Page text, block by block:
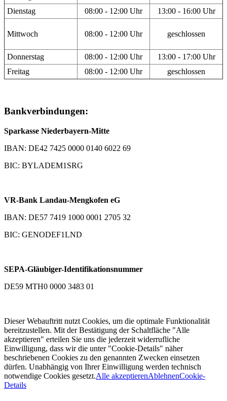
Dienstag
08:00 - 12:00 Uhr 13:00 - 16:00 Uhr
Mittwoch 08:00 - 12:00 Uhr geschlossen
Donnerstag 08:00 - 12:00 Uhr
13:00 - 17:00 Uhr
Freitag
08:00 - 12:00 Uhr geschlossen
Bankverbindungen:
Sparkasse Niederbayern-Mitte
IBAN: DE42 7425 0000 0140 6022 69
BIC: BYLADEM1SRG
VR-Bank Landau-Mengkofen eG
IBAN: DE57 7419 1000 0001 2705 32
BIC: GENODEF1LND
SEPA-Gläubiger-Identifikationsnummer
DE59 MTH0 0000 3483 01
Dieser Webauftritt nutzt Cookies, um die optimale Funktionalität
bereitzustellen. Mit der Bestätigung der Schaltfläche "Alle
akzeptieren" erteilen Sie uns die jederzeit widerrufliche
Einwilligung, dass wir die unter "Cookie-Details" näher
beschriebenen Cookies zu den genannten Zwecken einsetzen
dürfen. Unabhängig von Ihrer Einwilligung werden technisch
notwendige Cookies gesetzt.Alle akzeptierenAblehnenCookie-
Details